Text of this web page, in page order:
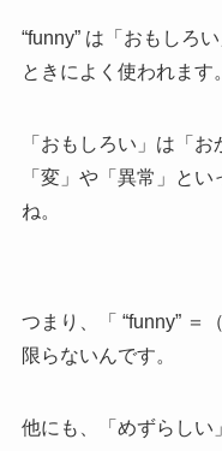
“funny” は「おもしろ
ときによく使われます。
「おもしろい」は「
「変」や「異常」と
ね。
つまり、「 “funny” ＝
限らないんです。
他にも、「めずらしい